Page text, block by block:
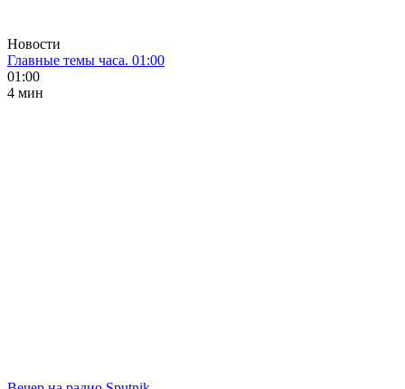
Новости
Главные темы часа. 01:00
01:00
4 мин